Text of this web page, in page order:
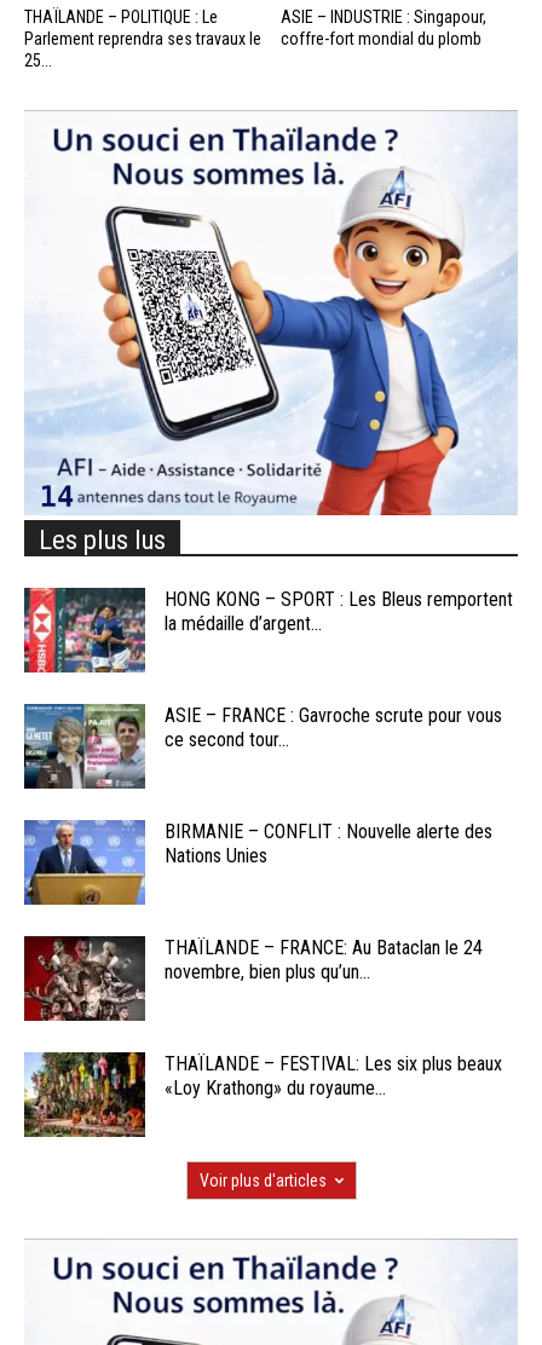
THAÏLANDE – POLITIQUE : Le
Parlement reprendra ses travaux le
25...
ASIE – INDUSTRIE : Singapour,
coffre-fort mondial du plomb
Les plus lus
HONG KONG – SPORT : Les Bleus remportent
la médaille d’argent...
ASIE – FRANCE : Gavroche scrute pour vous
ce second tour...
BIRMANIE – CONFLIT : Nouvelle alerte des
Nations Unies
THAÏLANDE – FRANCE: Au Bataclan le 24
novembre, bien plus qu’un...
THAÏLANDE – FESTIVAL: Les six plus beaux
«Loy Krathong» du royaume...
Voir plus d'articles